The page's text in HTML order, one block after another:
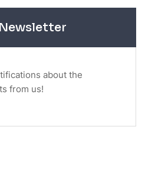
about the
from us!